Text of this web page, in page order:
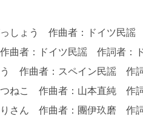
しょう 作曲者：ドイツ民謡
曲者：ドイツ民謡 作詞者：ド
う 作曲者：スペイン民謡 作
つねこ 作曲者：山本直純 作
りさん 作曲者：團伊玖磨 作